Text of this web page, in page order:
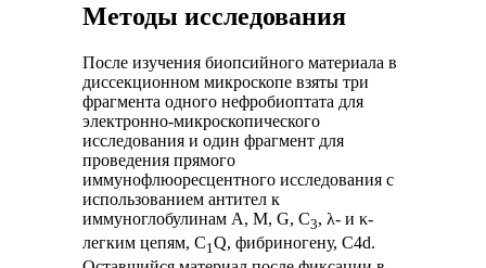
Методы исследования
После изучения биопсийного материала в
диссекционном микроскопе взяты три
фрагмента одного нефробиоптата для
электронно-микроскопического
исследования и один фрагмент для
проведения прямого
иммунофлюоресцентного исследования с
использованием антител к
иммуноглобулинам A, M, G, C3, λ- и κ-
легким цепям, C1Q, фибриногену, C4d.